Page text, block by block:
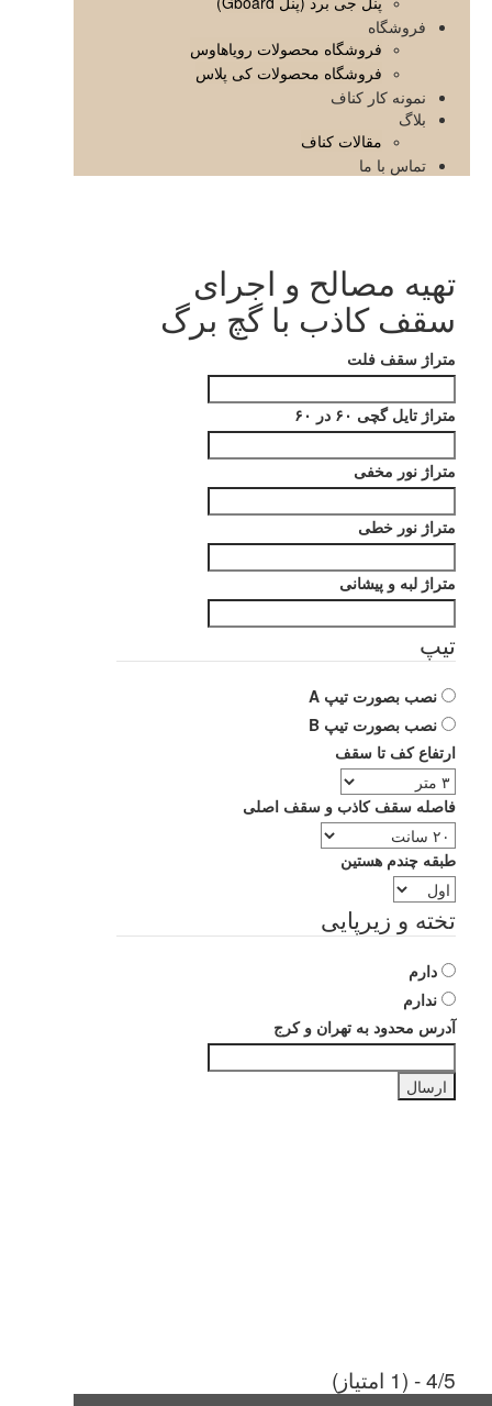
فروشگاه
فروشگاه محصولات رویاهاوس
فروشگاه محصولات کی پلاس
نمونه کار کناف
بلاگ
مقالات کناف
تماس با ما
تهیه مصالح و اجرای
سقف کاذب با گچ برگ
متراژ سقف فلت
متراژ تایل گچی ۶۰ در ۶۰
متراژ نور مخفی
متراژ نور خطی
متراژ لبه و پیشانی
تیپ
نصب بصورت تیپ A
نصب بصورت تیپ B
ارتفاع کف تا سقف
فاصله سقف کاذب و سقف اصلی
طبقه چندم هستین
تخته و زیرپایی
دارم
ندارم
آدرس محدود به تهران و کرج
4/5 - (1 امتیاز)